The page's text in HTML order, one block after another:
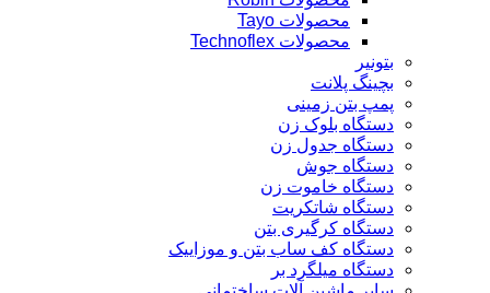
محصولات Tayo
محصولات Technoflex
بتونیر
بچینگ پلانت
پمپ بتن زمینی
دستگاه بلوک زن
دستگاه جدول زن
دستگاه جوش
دستگاه خاموت زن
دستگاه شاتکریت
دستگاه کرگیری بتن
دستگاه کف ساب بتن و موزاییک
دستگاه میلگرد بر